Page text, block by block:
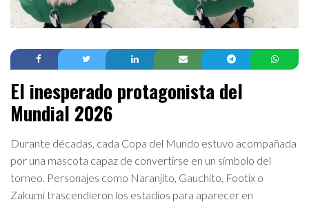
El inesperado protagonista del
Mundial 2026
Durante décadas, cada Copa del Mundo estuvo acompañada
por una mascota capaz de convertirse en un símbolo del
torneo. Personajes como Naranjito, Gauchito, Footix o
Zakumi trascendieron los estadios para aparecer en